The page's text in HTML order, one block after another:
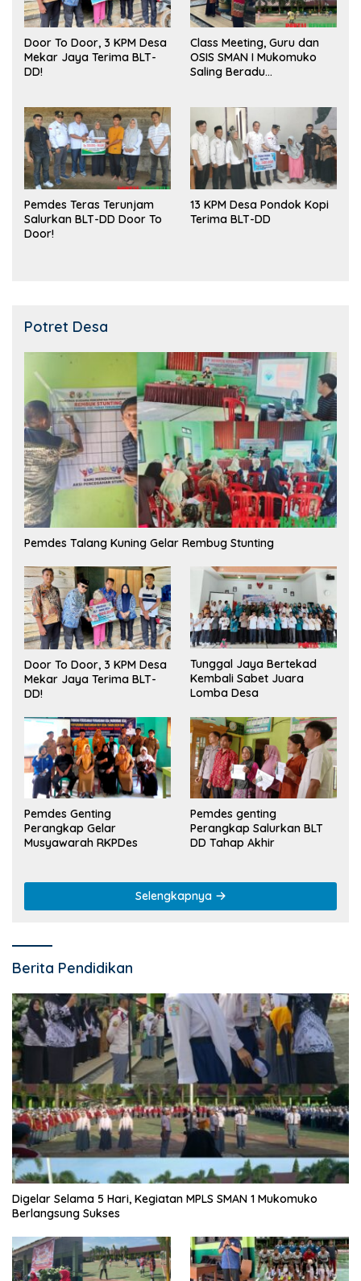
Door To Door, 3 KPM Desa
Mekar Jaya Terima BLT-
DD!
Class Meeting, Guru dan
OSIS SMAN I Mukomuko
Saling Beradu
Pemdes Teras Terunjam
Salurkan BLT-DD Door To
Door!
13 KPM Desa Pondok Kopi
Terima BLT-DD
Potret Desa
Pemdes Talang Kuning Gelar Rembug Stunting
Door To Door, 3 KPM Desa
Mekar Jaya Terima BLT-
DD!
Tunggal Jaya Bertekad
Kembali Sabet Juara
Lomba Desa
Pemdes Genting
Perangkap Gelar
Musyawarah RKPDes
Pemdes genting
Perangkap Salurkan BLT
DD Tahap Akhir
Selengkapnya
Berita Pendidikan
Digelar Selama 5 Hari, Kegiatan MPLS SMAN 1 Mukomuko
Berlangsung Sukses